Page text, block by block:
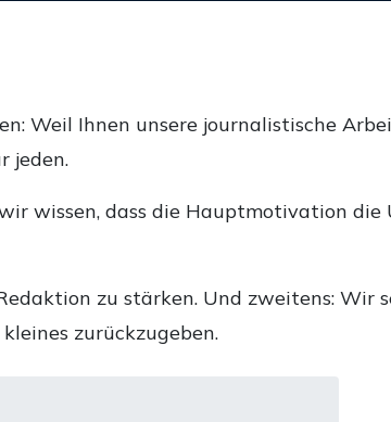
Weil Ihnen unsere journalistische
jeden.
wissen, dass die Hauptmotivation
zu stärken. Und zweitens: Wir
zurückzugeben.